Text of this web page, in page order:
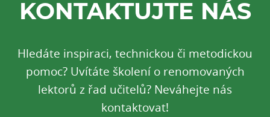
KONTAKTUJTE NÁS
Hledáte inspiraci, technickou či metodickou
pomoc? Uvítáte školení o renomovaných
lektorů z řad učitelů? Neváhejte nás
kontaktovat!